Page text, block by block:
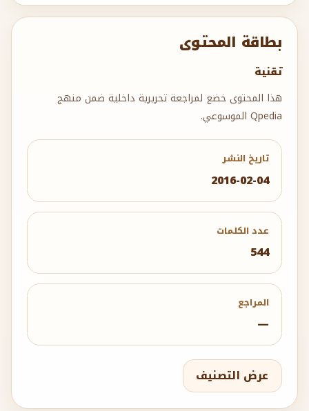
بطاقة المحتوى
تقنية
هذا المحتوى خضع لمراجعة تحريرية داخلية ضمن منهج
Qpedia الموسوعي.
تاريخ النشر
2016-02-04
عدد الكلمات
544
المراجع
—
عرض التصنيف